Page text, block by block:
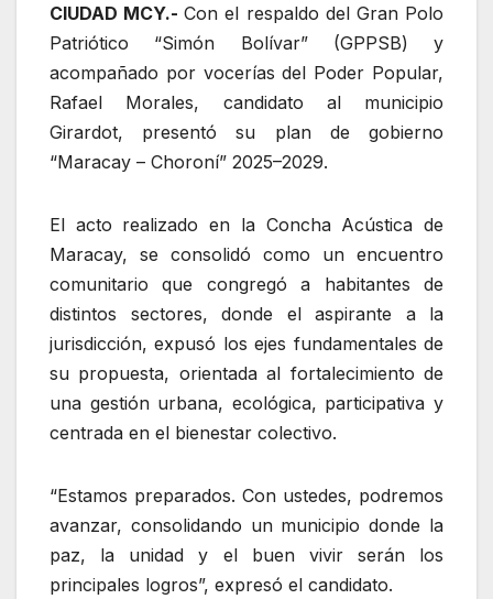
CIUDAD MCY.-Con el respaldo del Gran Polo
Patriótico “Simón Bolívar” (GPPSB) y
acompañado por vocerías del Poder Popular,
Rafael Morales, candidato al municipio
Girardot, presentó su plan de gobierno
“Maracay – Choroní” 2025–2029.
El acto realizado en la Concha Acústica de
Maracay, se consolidó como un encuentro
comunitario que congregó a habitantes de
distintos sectores, donde el aspirante a la
jurisdicción, expusó los ejes fundamentales de
su propuesta, orientada al fortalecimiento de
una gestión urbana, ecológica, participativa y
centrada en el bienestar colectivo.
“Estamos preparados. Con ustedes, podremos
avanzar, consolidando un municipio donde la
paz, la unidad y el buen vivir serán los
principales logros”, expresó el candidato.